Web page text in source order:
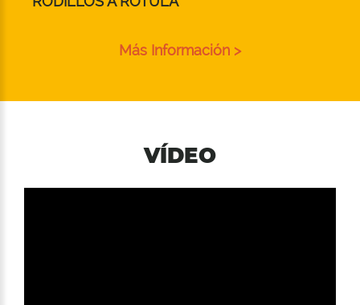
Más Información >
VÍDEO